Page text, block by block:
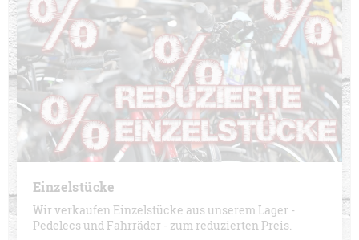
Einzelstücke
Wir verkaufen Einzelstücke aus unserem Lager -
Pedelecs und Fahrräder - zum reduzierten Preis.